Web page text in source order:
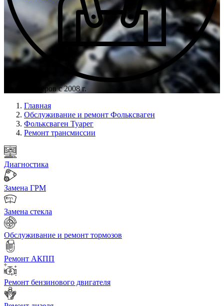
Опыт мастеров с 2008 г.
Главная
Обслуживание и ремонт Фольксваген
Фольксваген Туарег
Ремонт трансмиссии
Диагностика
Замена ГРМ
Замена стекла
Обслуживание и ремонт тормозов
Ремонт АКПП
Ремонт бензинового двигателя